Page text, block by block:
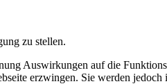
zu stellen.
Auswirkungen auf die
erzwingen. Sie werden